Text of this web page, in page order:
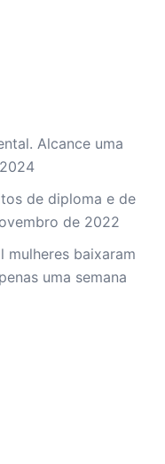
Alcance uma
de diploma e de
de 2022
mulheres baixaram
uma semana